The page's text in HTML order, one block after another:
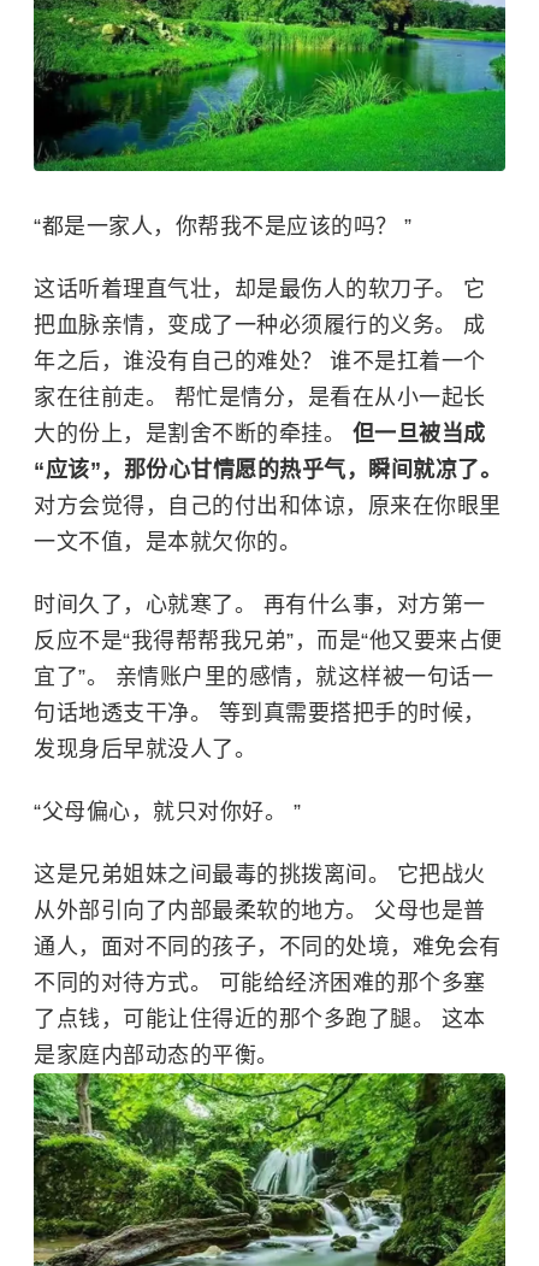
“都是一家人，你帮我不是应该的吗？ ”
这话听着理直气壮，却是最伤人的软刀子。 它
把血脉亲情，变成了一种必须履行的义务。 成
年之后，谁没有自己的难处？ 谁不是扛着一个
家在往前走。 帮忙是情分，是看在从小一起长
大的份上，是割舍不断的牵挂。 但一旦被当成
“应该”，那份心甘情愿的热乎气，瞬间就凉了。
对方会觉得，自己的付出和体谅，原来在你眼里
一文不值，是本就欠你的。
时间久了，心就寒了。 再有什么事，对方第一
反应不是“我得帮帮我兄弟”，而是“他又要来占便
宜了”。 亲情账户里的感情，就这样被一句话一
句话地透支干净。 等到真需要搭把手的时候，
发现身后早就没人了。
“父母偏心，就只对你好。 ”
这是兄弟姐妹之间最毒的挑拨离间。 它把战火
从外部引向了内部最柔软的地方。 父母也是普
通人，面对不同的孩子，不同的处境，难免会有
不同的对待方式。 可能给经济困难的那个多塞
了点钱，可能让住得近的那个多跑了腿。 这本
是家庭内部动态的平衡。